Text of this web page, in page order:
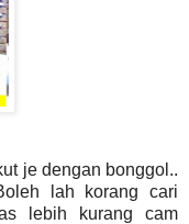
je dengan bonggol..
lah korang cari
lebih kurang cam